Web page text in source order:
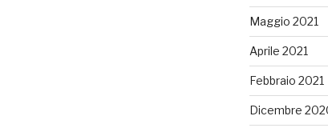
Maggio 2021
Aprile 2021
Febbraio 2021
Dicembre